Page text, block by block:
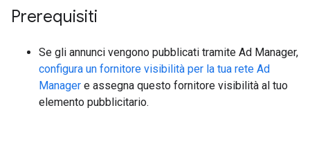
Prerequisiti
Se gli annunci vengono pubblicati tramite Ad Manager,
configura un fornitore visibilità per la tua rete Ad
Manager e assegna questo fornitore visibilità al tuo
elemento pubblicitario.